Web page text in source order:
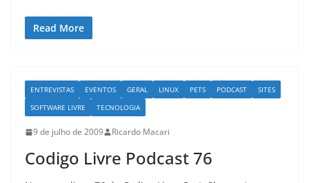
Read More
ENTREVISTAS EVENTOS GERAL LINUX PETS PODCAST
SITES
SOFTWARE LIVRE
TECNOLOGIA
9 de julho de 2009 Ricardo Macari
Codigo Livre Podcast 76